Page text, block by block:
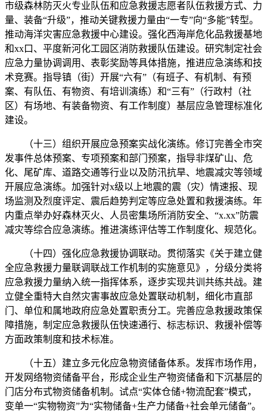
市级森林防灭火专业队伍和应急救援志愿者队伍救援方式、力
量、装备“升级”，推动关键救援力量由“一专”向“多能”转型。
推动海洋灾害应急救援中心建设。强化西海岸危化品救援基地
和xx口、平度新河化工园区消防救援队伍建设。研究制定社会
应急力量协调调用、表彰奖励等具体措施，推进应急演练和技
术竞赛。指导镇（街）开展“六有”（有班子、有机制、有预
案、有队伍、有物资、有培训演练）和“三有”（行政村（社
区）有场地、有装备物资、有工作制度）基层应急管理标准化
建设。
（十三）组织开展应急预案实战化演练。修订完善全市突
发事件总体预案、专项预案和部门预案，指导非煤矿山、危
化、尾矿库、道路交通等行业以及防汛抗旱、地震减灾等领域
开展应急演练。加强针对x级以上地震的震（灾）情速报、现
场监测及烈度评定、震后趋势判定等应急处置和救援演练。年
内重点举办好森林灭火、人员密集场所消防安全、“x.xx”防震
减灾等综合应急演练。推进演练评估等工作制度化、规范化。
（十四）强化应急救援协调联动。贯彻落实《关于建立健
全应急救援力量联调联战工作机制的实施意见》，分级分类将
应急救援力量纳入统一指挥体系，逐步实现共训共练共战。建
立健全重特大自然灾害事故应急处置联动机制，细化市直部
门、单位和属地政府应急处置职责分工。完善应急救援政策保
障措施，制定应急救援队伍快速通行、标志标识、救援补偿等
方面政策制度和技术标准。
（十五）建立多元化应急物资储备体系。发挥市场作用，
开发网络物资储备平台，形成企业生产物资储备和下沉基层的
门店分布式物资储备机制。试点“实体仓储+物流配套”模式，
变单一“实物物资”为“实物储备+生产力储备+社会单元储备”。